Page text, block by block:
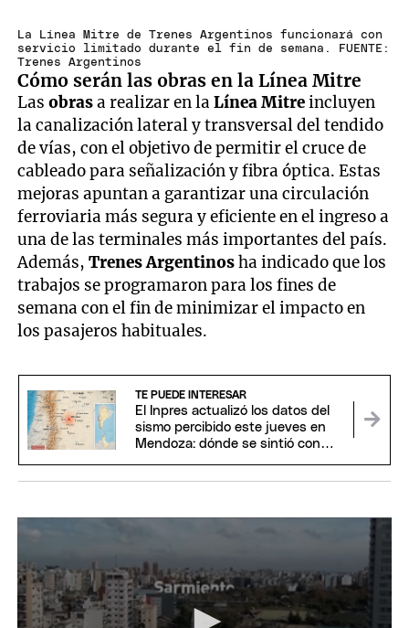
La Línea Mitre de Trenes Argentinos funcionará con
servicio limitado durante el fin de semana. FUENTE:
Trenes Argentinos
Cómo serán las obras en la Línea Mitre
Lasobrasa realizar en laLínea Mitreincluyen
la canalización lateral y transversal del tendido
de vías, con el objetivo de permitir el cruce de
cableado para señalización y fibra óptica. Estas
mejoras apuntan a garantizar una circulación
ferroviaria más segura y eficiente en el ingreso a
una de las terminales más importantes del país.
Además, Trenes Argentinosha indicado que los
trabajos se programaron para los fines de
semana con el fin de minimizar el impacto en
los pasajeros habituales.
TE PUEDE INTERESAR
El Inpres actualizó los datos del
sismo percibido este jueves en
Mendoza: dónde se sintió con